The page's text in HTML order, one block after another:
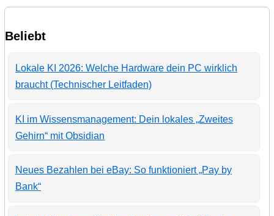
Beliebt
Lokale KI 2026: Welche Hardware dein PC wirklich
braucht (Technischer Leitfaden)
KI im Wissensmanagement: Dein lokales „Zweites
Gehirn“ mit Obsidian
Neues Bezahlen bei eBay: So funktioniert „Pay by
Bank“